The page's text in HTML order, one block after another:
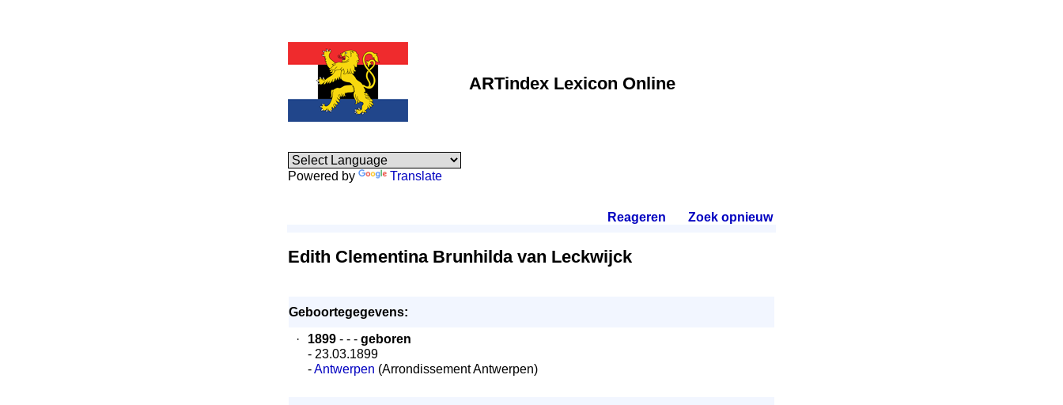
ARTindex Lexicon Online
Powered by Translate
Reageren Zoek opnieuw.
Edith Clementina Brunhilda van Leckwijck
Geboortegegevens:
·
1899 - - - geboren
- 23.03.1899
-Antwerpen (Arrondissement Antwerpen)